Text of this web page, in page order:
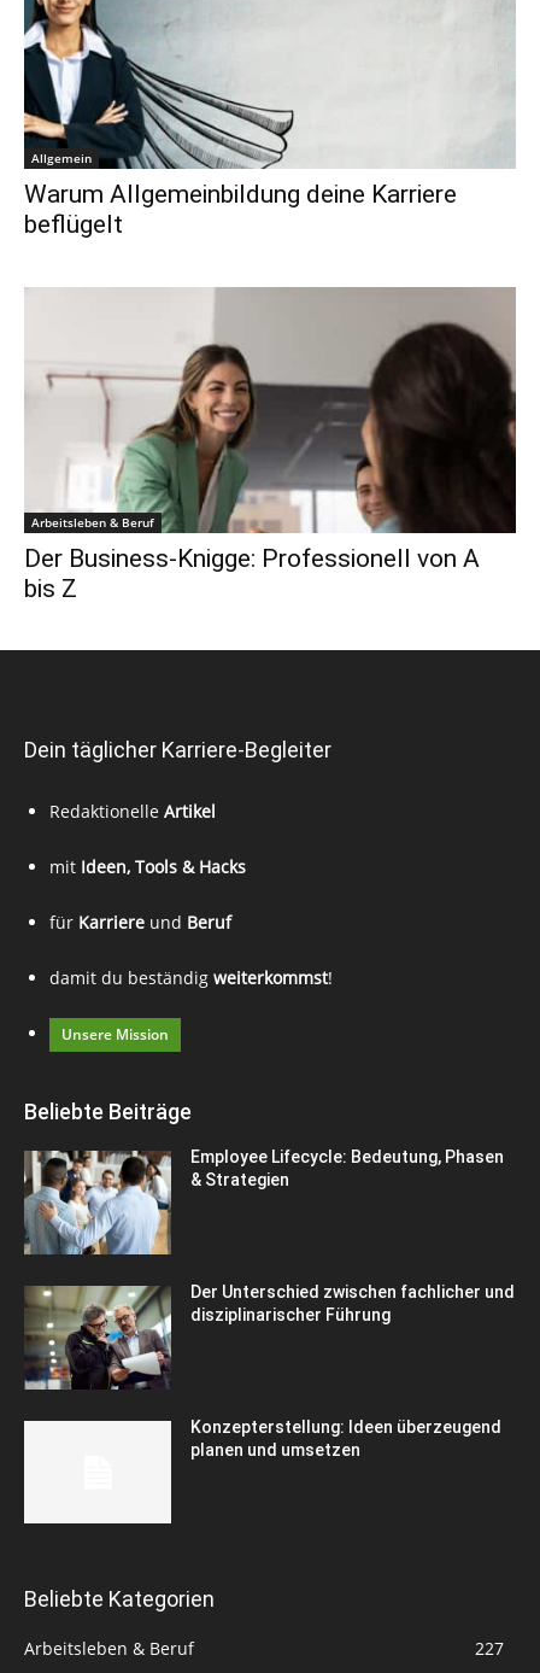
Allgemein
Warum Allgemeinbildung deine Karriere
beflügelt
Arbeitsleben & Beruf
Der Business-Knigge: Professionell von A
bis Z
Dein täglicher Karriere-Begleiter
Redaktionelle Artikel
mit Ideen, Tools & Hacks
für Karriere und Beruf
damit du beständig weiterkommst!
Unsere Mission
Beliebte Beiträge
Employee Lifecycle: Bedeutung, Phasen
& Strategien
Der Unterschied zwischen fachlicher und
disziplinarischer Führung
Konzepterstellung: Ideen überzeugend
planen und umsetzen
Beliebte Kategorien
Arbeitsleben & Beruf 227